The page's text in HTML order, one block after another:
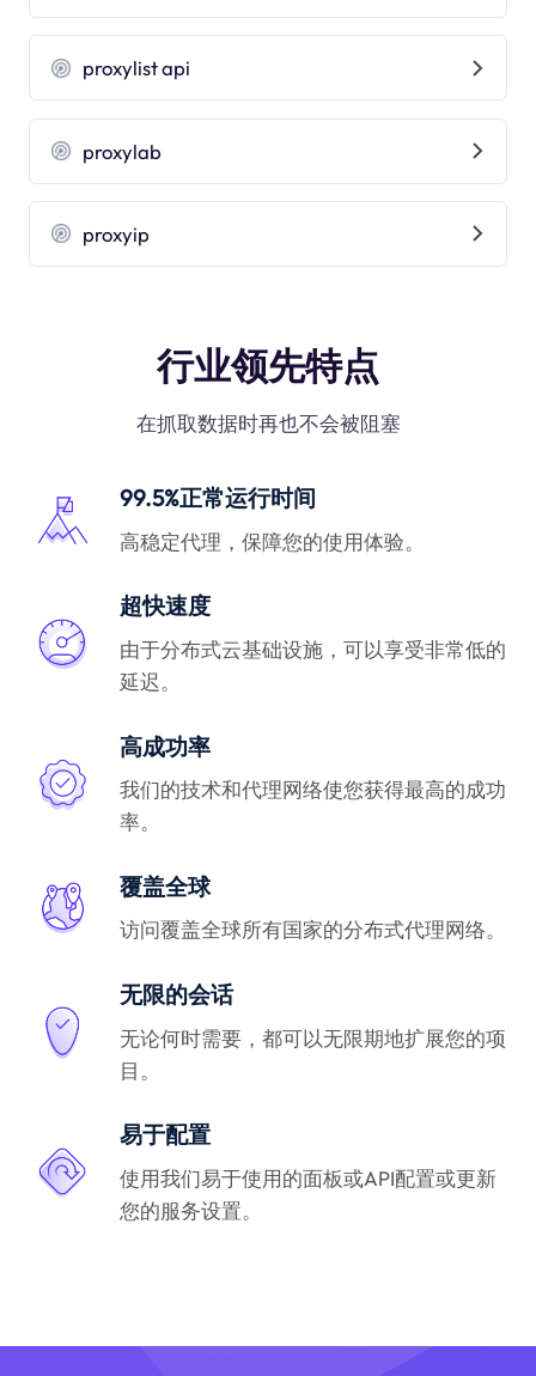
proxylist api
proxylab
proxyip
行业领先特点
在抓取数据时再也不会被阻塞
99.5%正常运行时间
高稳定代理，保障您的使用体验。
超快速度
由于分布式云基础设施，可以享受非常低的
延迟。
高成功率
我们的技术和代理网络使您获得最高的成功
率。
覆盖全球
访问覆盖全球所有国家的分布式代理网络。
无限的会话
无论何时需要，都可以无限期地扩展您的项
目。
易于配置
使用我们易于使用的面板或API配置或更新
您的服务设置。